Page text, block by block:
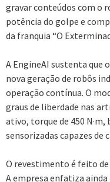
gravar conteúdos com o
potência do golpe e
da franquia “O
A EngineAI sustenta que
nova geração de robôs
operação contínua. O
graus de liberdade nas
ativo, torque de 450
sensorizadas capazes de
O revestimento é feito
A empresa enfatiza ainda